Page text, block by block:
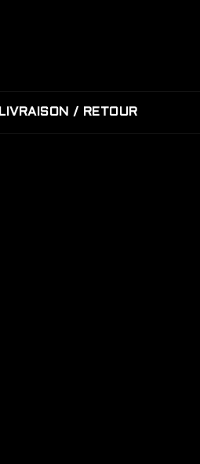
LIVRAISON / RETOUR